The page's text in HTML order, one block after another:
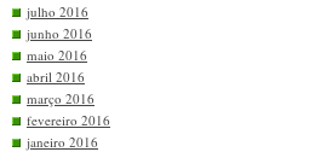
julho 2016
junho 2016
maio 2016
abril 2016
março 2016
fevereiro 2016
janeiro 2016